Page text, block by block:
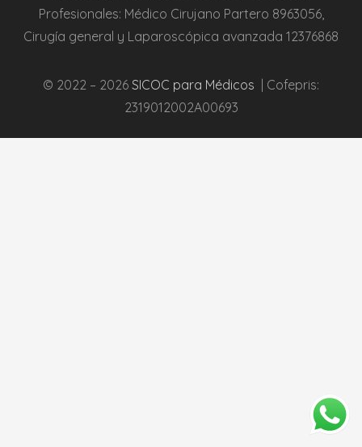
Profesionales: Médico Cirujano Partero 8963056,
Cirugía general y L aparoscópica avanzada 12376868
© 2022 – 2026 SICOC para Médicos | Cofepris:
2319012002A00693